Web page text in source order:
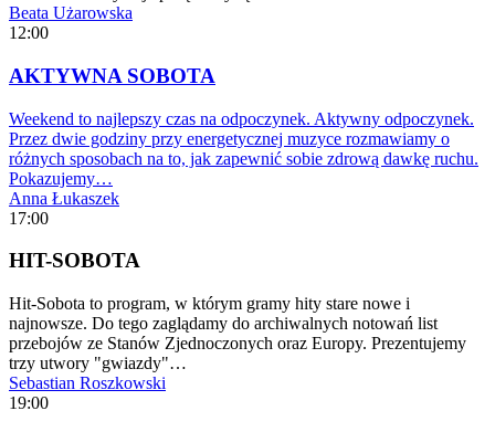
Beata Użarowska
12:00
AKTYWNA SOBOTA
Weekend to najlepszy czas na odpoczynek. Aktywny odpoczynek.
Przez dwie godziny przy energetycznej muzyce rozmawiamy o
różnych sposobach na to, jak zapewnić sobie zdrową dawkę ruchu.
Pokazujemy…
Anna Łukaszek
17:00
HIT-SOBOTA
Hit-Sobota to program, w którym gramy hity stare nowe i
najnowsze. Do tego zaglądamy do archiwalnych notowań list
przebojów ze Stanów Zjednoczonych oraz Europy. Prezentujemy
trzy utwory "gwiazdy"…
Sebastian Roszkowski
19:00